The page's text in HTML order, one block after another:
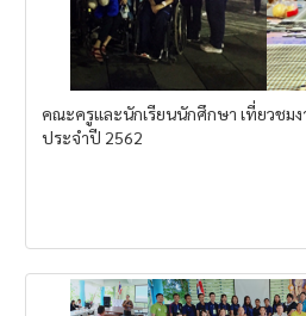
คณะครูและนักเรียนนักศึกษา เที่ยวชม
ประจำปี 2562